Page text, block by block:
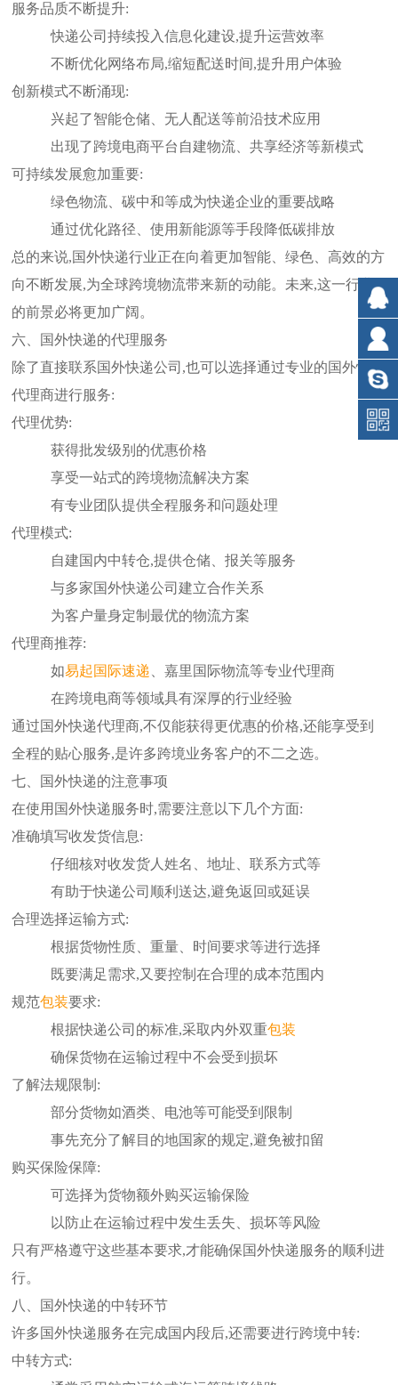
服务品质不断提升:
快递公司持续投入信息化建设,提升运营效率
不断优化网络布局,缩短配送时间,提升用户体验
创新模式不断涌现:
兴起了智能仓储、无人配送等前沿技术应用
出现了跨境电商平台自建物流、共享经济等新模式
可持续发展愈加重要:
绿色物流、碳中和等成为快递企业的重要战略
通过优化路径、使用新能源等手段降低碳排放
总的来说,国外快递行业正在向着更加智能、绿色、高效的方
向不断发展,为全球跨境物流带来新的动能。未来,这一行业
的前景必将更加广阔。
六、国外快递的代理服务
除了直接联系国外快递公司,也可以选择通过专业的国外快递
代理商进行服务:
代理优势:
获得批发级别的优惠价格
享受一站式的跨境物流解决方案
有专业团队提供全程服务和问题处理
代理模式:
自建国内中转仓,提供仓储、报关等服务
与多家国外快递公司建立合作关系
为客户量身定制最优的物流方案
代理商推荐:
如易起国际速递 、嘉里国际物流等专业代理商
在跨境电商等领域具有深厚的行业经验
通过国外快递代理商,不仅能获得更优惠的价格,还能享受到
全程的贴心服务,是许多跨境业务客户的不二之选。
七、国外快递的注意事项
在使用国外快递服务时,需要注意以下几个方面:
准确填写收发货信息:
仔细核对收发货人姓名、地址、联系方式等
有助于快递公司顺利送达,避免返回或延误
合理选择运输方式:
根据货物性质、重量、时间要求等进行选择
既要满足需求,又要控制在合理的成本范围内
规范包装要求:
根据快递公司的标准,采取内外双重包装
确保货物在运输过程中不会受到损坏
了解法规限制:
部分货物如酒类、电池等可能受到限制
事先充分了解目的地国家的规定,避免被扣留
购买保险保障:
可选择为货物额外购买运输保险
以防止在运输过程中发生丢失、损坏等风险
只有严格遵守这些基本要求,才能确保国外快递服务的顺利进
行。
八、国外快递的中转环节
许多国外快递服务在完成国内段后,还需要进行跨境中转:
中转方式: